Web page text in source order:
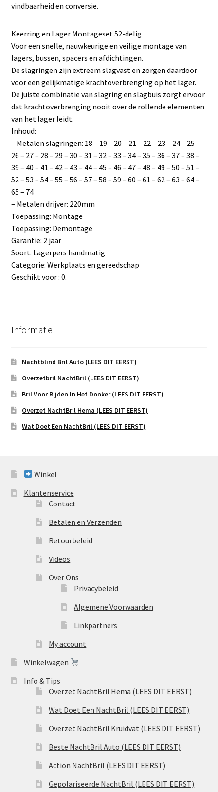
vindbaarheid en conversie.
Keerring en Lager Montageset 52-delig
Voor een snelle, nauwkeurige en veilige montage van
lagers, bussen, spacers en afdichtingen.
De slagringen zijn extreem slagvast en zorgen daardoor
voor een gelijkmatige krachtoverbrenging op het lager.
De juiste combinatie van slagring en slagbuis zorgt ervoor
dat krachtoverbrenging nooit over de rollende elementen
van het lager leidt.
Inhoud:
– Metalen slagringen: 18 – 19 – 20 – 21 – 22 – 23 – 24 – 25 –
26 – 27 – 28 – 29 – 30 – 31 – 32 – 33 – 34 – 35 – 36 – 37 – 38 –
39 – 40 – 41 – 42 – 43 – 44 – 45 – 46 – 47 – 48 – 49 – 50 – 51 –
52 – 53 – 54 – 55 – 56 – 57 – 58 – 59 – 60 – 61 – 62 – 63 – 64 –
65 – 74
– Metalen drijver: 220mm
Toepassing: Montage
Toepassing: Demontage
Garantie: 2 jaar
Soort: Lagerpers handmatig
Categorie: Werkplaats en gereedschap
Geschikt voor : 0.
Informatie
Nachtblind Bril Auto (LEES DIT EERST)
Overzetbril NachtBril (LEES DIT EERST)
Bril Voor Rijden In Het Donker (LEES DIT EERST)
Overzet NachtBril Hema (LEES DIT EERST)
Wat Doet Een NachtBril (LEES DIT EERST)
Winkel
Klantenservice
Contact
Betalen en Verzenden
Retourbeleid
Videos
Over Ons
Privacybeleid
Algemene Voorwaarden
Linkpartners
My account
Winkelwagen
Info & Tips
Overzet NachtBril Hema (LEES DIT EERST)
Wat Doet Een NachtBril (LEES DIT EERST)
Overzet NachtBril Kruidvat (LEES DIT EERST)
Beste NachtBril Auto (LEES DIT EERST)
Action NachtBril (LEES DIT EERST)
Gepolariseerde NachtBril (LEES DIT EERST)